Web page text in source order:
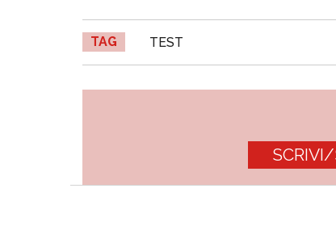
TAG TEST